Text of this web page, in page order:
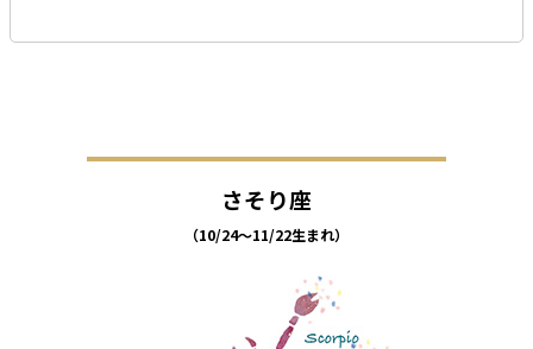
さそり座
（10/24～11/22生まれ）